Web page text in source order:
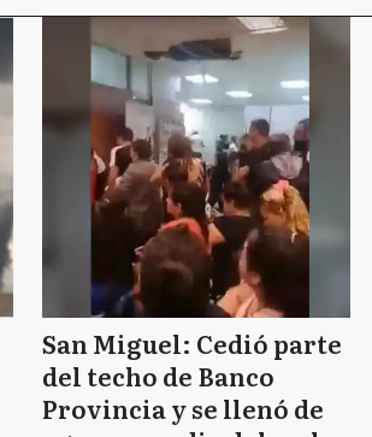
San Miguel: Cedió parte
del techo de Banco
Provincia y se llenó de